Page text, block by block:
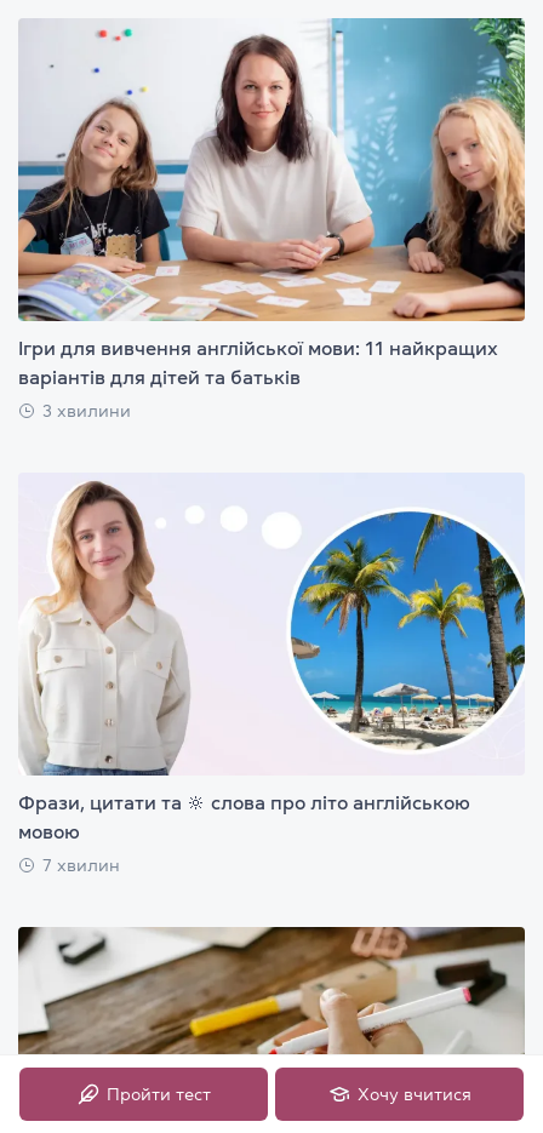
Ігри для вивчення англійської мови: 11 найкращих
варіантів для дітей та батьків
3 хвилини
Фрази, цитати та 🔆 слова про літо англійською
мовою
7 хвилин
Пройти тест Хочу вчитися